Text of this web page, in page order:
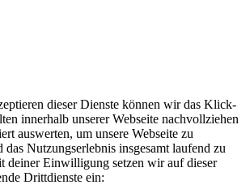
dieser Dienste können wir das Klick-
innerhalb unserer Webseite nachvollziehen
auswerten, um unsere Webseite zu
das Nutzungserlebnis insgesamt laufend zu
deiner Einwilligung setzen wir auf dieser
Drittdienste ein: